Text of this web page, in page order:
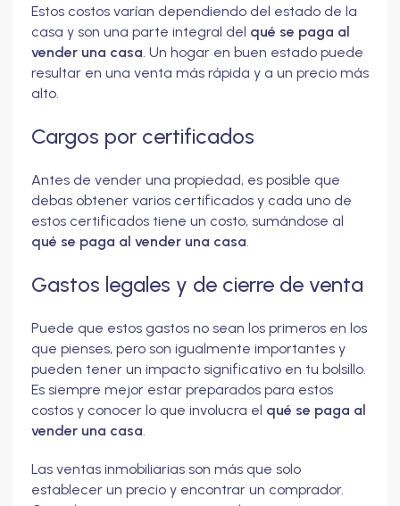
Estos costos varían dependiendo del estado de la
casa y son una parte integral del qué se paga al
vender una casa. Un hogar en buen estado puede
resultar en una venta más rápida y a un precio más
alto.
Cargos por certificados
Antes de vender una propiedad, es posible que
debas obtener varios certificados y cada uno de
estos certificados tiene un costo, sumándose al
qué se paga al vender una casa.
Gastos legales y de cierre de venta
Puede que estos gastos no sean los primeros en los
que pienses, pero son igualmente importantes y
pueden tener un impacto significativo en tu bolsillo.
Es siempre mejor estar preparados para estos
costos y conocer lo que involucra el qué se paga al
vender una casa.
Las ventas inmobiliarias son más que solo
establecer un precio y encontrar un comprador.